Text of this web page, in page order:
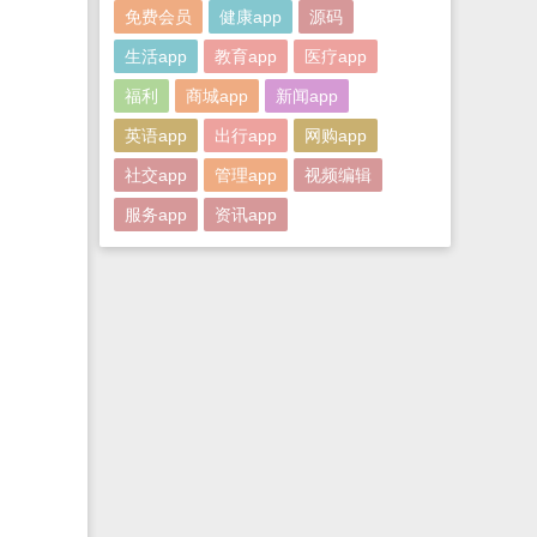
免费会员 健康app 源码
生活app 教育app 医疗app
福利 商城app 新闻app
英语app 出行app 网购app
社交app 管理app 视频编辑
服务app 资讯app